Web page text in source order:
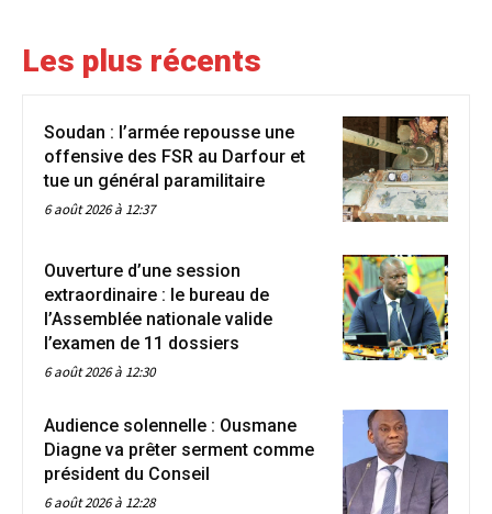
Les plus récents
Soudan : l’armée repousse une
offensive des FSR au Darfour et
tue un général paramilitaire
6 août 2026 à 12:37
Ouverture d’une session
extraordinaire : le bureau de
l’Assemblée nationale valide
l’examen de 11 dossiers
6 août 2026 à 12:30
Audience solennelle : Ousmane
Diagne va prêter serment comme
président du Conseil
6 août 2026 à 12:28